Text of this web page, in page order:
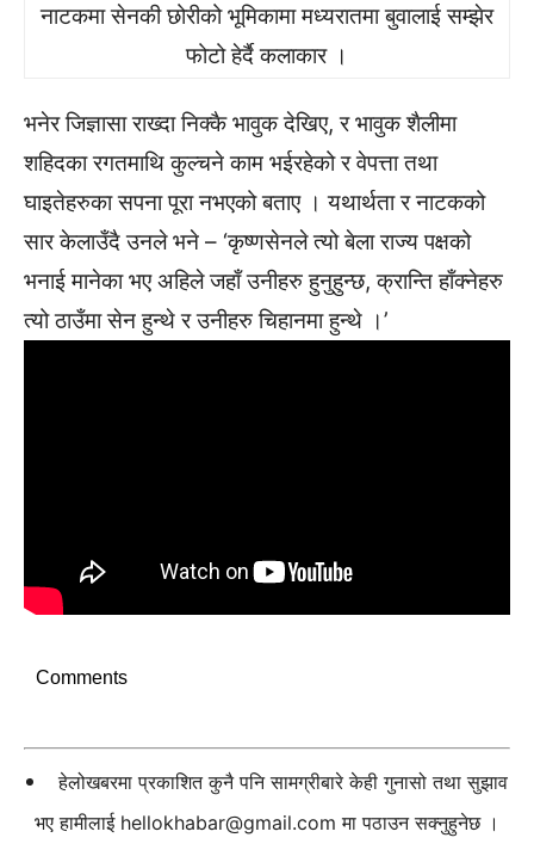
नाटकमा सेनकी छोरीको भूमिकामा मध्यरातमा बुवालाई सम्झेर
फोटो हेर्दै कलाकार ।
भनेर जिज्ञासा राख्दा निक्कै भावुक देखिए, र भावुक शैलीमा
शहिदका रगतमाथि कुल्चने काम भईरहेको र वेपत्ता तथा
घाइतेहरुका सपना पूरा नभएको बताए । यथार्थता र नाटकको
सार केलाउँदै उनले भने – ‘कृष्णसेनले त्यो बेला राज्य पक्षको
भनाई मानेका भए अहिले जहाँ उनीहरु हुनुहुन्छ, क्रान्ति हाँक्नेहरु
त्यो ठाउँमा सेन हुन्थे र उनीहरु चिहानमा हुन्थे ।’
Comments
हेलोखबरमा प्रकाशित कुनै पनि सामग्रीबारे केही गुनासो तथा सुझाव
भए हामीलाई hellokhabar@gmail.com मा पठाउन सक्नुहुनेछ ।